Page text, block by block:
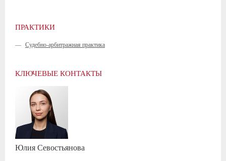
ПРАКТИКИ
— Судебно-арбитражная практика
КЛЮЧЕВЫЕ КОНТАКТЫ
ЮлияСевостьянова